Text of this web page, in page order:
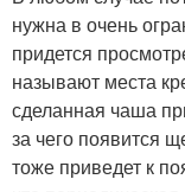
нужна в очень
придется
называют места
сделанная чаша
за чего появится
тоже приведет к